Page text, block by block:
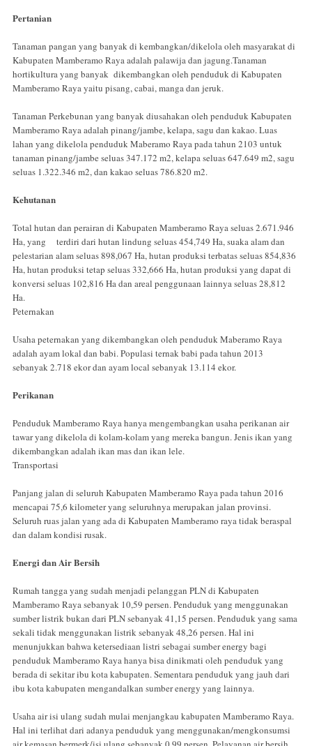
Pertanian
Tanaman pangan yang banyak di kembangkan/dikelola oleh masyarakat di
Kabupaten Mamberamo Raya adalah palawija dan jagung.Tanaman
hortikultura yang banyak dikembangkan oleh penduduk di Kabupaten
Mamberamo Raya yaitu pisang, cabai, manga dan jeruk.
Tanaman Perkebunan yang banyak diusahakan oleh penduduk Kabupaten
Mamberamo Raya adalah pinang/jambe, kelapa, sagu dan kakao. Luas
lahan yang dikelola penduduk Maberamo Raya pada tahun 2103 untuk
tanaman pinang/jambe seluas 347.172 m2, kelapa seluas 647.649 m2, sagu
seluas 1.322.346 m2, dan kakao seluas 786.820 m2.
Kehutanan
Total hutan dan perairan di Kabupaten Mamberamo Raya seluas 2.671.946
Ha, yang terdiri dari hutan lindung seluas 454,749 Ha, suaka alam dan
pelestarian alam seluas 898,067 Ha, hutan produksi terbatas seluas 854,836
Ha, hutan produksi tetap seluas 332,666 Ha, hutan produksi yang dapat di
konversi seluas 102,816 Ha dan areal penggunaan lainnya seluas 28,812
Ha.
Peternakan
Usaha peternakan yang dikembangkan oleh penduduk Maberamo Raya
adalah ayam lokal dan babi. Populasi ternak babi pada tahun 2013
sebanyak 2.718 ekor dan ayam local sebanyak 13.114 ekor.
Perikanan
Penduduk Mamberamo Raya hanya mengembangkan usaha perikanan air
tawar yang dikelola di kolam-kolam yang mereka bangun. Jenis ikan yang
dikembangkan adalah ikan mas dan ikan lele.
Transportasi
Panjang jalan di seluruh Kabupaten Mamberamo Raya pada tahun 2016
mencapai 75,6 kilometer yang seluruhnya merupakan jalan provinsi.
Seluruh ruas jalan yang ada di Kabupaten Mamberamo raya tidak beraspal
dan dalam kondisi rusak.
Energi dan Air Bersih
Rumah tangga yang sudah menjadi pelanggan PLN di Kabupaten
Mamberamo Raya sebanyak 10,59 persen. Penduduk yang menggunakan
sumber listrik bukan dari PLN sebanyak 41,15 persen. Penduduk yang sama
sekali tidak menggunakan listrik sebanyak 48,26 persen. Hal ini
menunjukkan bahwa ketersediaan listri sebagai sumber energy bagi
penduduk Mamberamo Raya hanya bisa dinikmati oleh penduduk yang
berada di sekitar ibu kota kabupaten. Sementara penduduk yang jauh dari
ibu kota kabupaten mengandalkan sumber energy yang lainnya.
Usaha air isi ulang sudah mulai menjangkau kabupaten Mamberamo Raya.
Hal ini terlihat dari adanya penduduk yang menggunakan/mengkonsumsi